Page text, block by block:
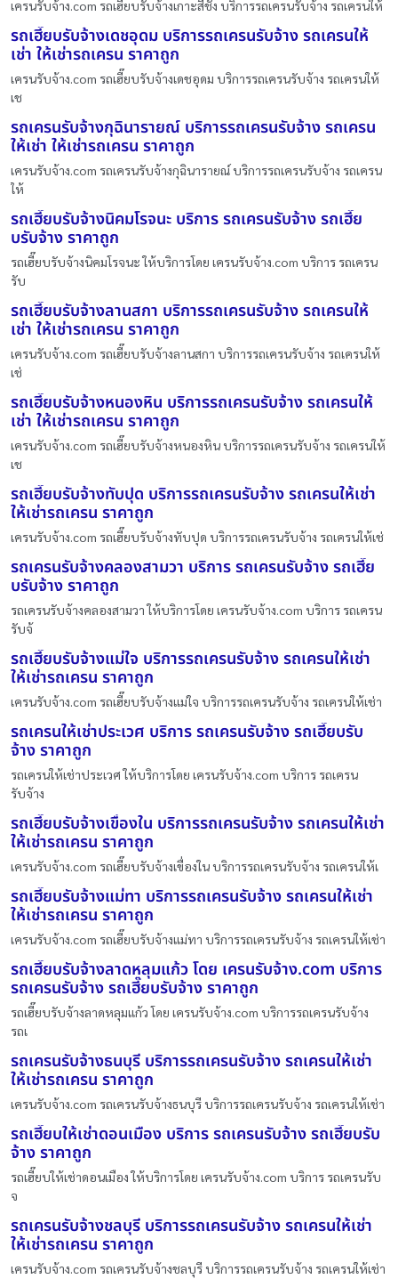
เครนรับจ้าง.com รถเฮี๊ยบรับจ้างเกาะสีชัง บริการรถเครนรับจ้าง รถเครนให้
รถเฮี๊ยบรับจ้างเดชอุดม บริการรถเครนรับจ้าง รถเครนให้
เช่า ให้เช่ารถเครน ราคาถูก
เครนรับจ้าง.com รถเฮี๊ยบรับจ้างเดชอุดม บริการรถเครนรับจ้าง รถเครนให้
เช
รถเครนรับจ้างกุฉินารายณ์ บริการรถเครนรับจ้าง รถเครน
ให้เช่า ให้เช่ารถเครน ราคาถูก
เครนรับจ้าง.com รถเครนรับจ้างกุฉินารายณ์ บริการรถเครนรับจ้าง รถเครน
ให้
รถเฮี๊ยบรับจ้างนิคมโรจนะ บริการ รถเครนรับจ้าง รถเฮี๊ย
บรับจ้าง ราคาถูก
รถเฮี๊ยบรับจ้างนิคมโรจนะ ให้บริการโดย เครนรับจ้าง.com บริการ รถเครน
รับ
รถเฮี๊ยบรับจ้างลานสกา บริการรถเครนรับจ้าง รถเครนให้
เช่า ให้เช่ารถเครน ราคาถูก
เครนรับจ้าง.com รถเฮี๊ยบรับจ้างลานสกา บริการรถเครนรับจ้าง รถเครนให้
เช่
รถเฮี๊ยบรับจ้างหนองหิน บริการรถเครนรับจ้าง รถเครนให้
เช่า ให้เช่ารถเครน ราคาถูก
เครนรับจ้าง.com รถเฮี๊ยบรับจ้างหนองหิน บริการรถเครนรับจ้าง รถเครนให้
เช
รถเฮี๊ยบรับจ้างทับปุด บริการรถเครนรับจ้าง รถเครนให้เช่า
ให้เช่ารถเครน ราคาถูก
เครนรับจ้าง.com รถเฮี๊ยบรับจ้างทับปุด บริการรถเครนรับจ้าง รถเครนให้เช่
รถเครนรับจ้างคลองสามวา บริการ รถเครนรับจ้าง รถเฮี๊ย
บรับจ้าง ราคาถูก
รถเครนรับจ้างคลองสามวา ให้บริการโดย เครนรับจ้าง.com บริการ รถเครน
รับจ้
รถเฮี๊ยบรับจ้างแม่ใจ บริการรถเครนรับจ้าง รถเครนให้เช่า
ให้เช่ารถเครน ราคาถูก
เครนรับจ้าง.com รถเฮี๊ยบรับจ้างแม่ใจ บริการรถเครนรับจ้าง รถเครนให้เช่า
รถเครนให้เช่าประเวศ บริการ รถเครนรับจ้าง รถเฮี๊ยบรับ
จ้าง ราคาถูก
รถเครนให้เช่าประเวศ ให้บริการโดย เครนรับจ้าง.com บริการ รถเครน
รับจ้าง
รถเฮี๊ยบรับจ้างเขื่องใน บริการรถเครนรับจ้าง รถเครนให้เช่า
ให้เช่ารถเครน ราคาถูก
เครนรับจ้าง.com รถเฮี๊ยบรับจ้างเขื่องใน บริการรถเครนรับจ้าง รถเครนให้เ
รถเฮี๊ยบรับจ้างแม่ทา บริการรถเครนรับจ้าง รถเครนให้เช่า
ให้เช่ารถเครน ราคาถูก
เครนรับจ้าง.com รถเฮี๊ยบรับจ้างแม่ทา บริการรถเครนรับจ้าง รถเครนให้เช่า
รถเฮี๊ยบรับจ้างลาดหลุมแก้ว โดย เครนรับจ้าง.com บริการ
รถเครนรับจ้าง รถเฮี๊ยบรับจ้าง ราคาถูก
รถเฮี๊ยบรับจ้างลาดหลุมแก้ว โดย เครนรับจ้าง.com บริการรถเครนรับจ้าง
รถเ
รถเครนรับจ้างธนบุรี บริการรถเครนรับจ้าง รถเครนให้เช่า
ให้เช่ารถเครน ราคาถูก
เครนรับจ้าง.com รถเครนรับจ้างธนบุรี บริการรถเครนรับจ้าง รถเครนให้เช่า
รถเฮี๊ยบให้เช่าดอนเมือง บริการ รถเครนรับจ้าง รถเฮี๊ยบรับ
จ้าง ราคาถูก
รถเฮี๊ยบให้เช่าดอนเมือง ให้บริการโดย เครนรับจ้าง.com บริการ รถเครนรับ
จ
รถเครนรับจ้างชลบุรี บริการรถเครนรับจ้าง รถเครนให้เช่า
ให้เช่ารถเครน ราคาถูก
เครนรับจ้าง.com รถเครนรับจ้างชลบุรี บริการรถเครนรับจ้าง รถเครนให้เช่า